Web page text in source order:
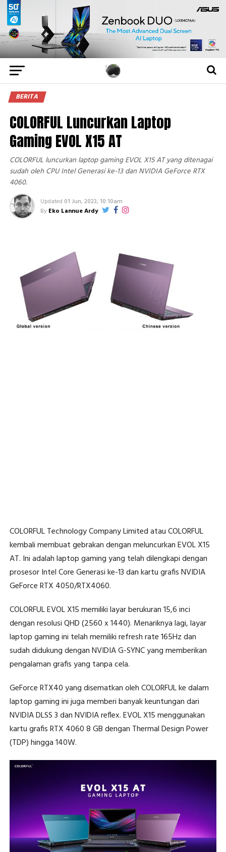
BERITA
COLORFUL Luncurkan Laptop
Gaming EVOL X15 AT
COLORFUL luncurkan laptop gaming EVOL X15 AT yang ditenagai
sudah oleh CPU Intel Generasi ke-13 dan NVIDIA GeForce RTX
4060.
Updated 01 Jun, 2023, 10:10am
By Eko Lannue Ardy
COLORFUL Technology Company Limited atau COLORFUL
kembali membuat gebrakan dengan meluncurkan EVOL X15
AT. Ini adalah laptop gaming yang telah dilengkapi dengan
prosesor Intel Core Generasi ke-13 dan kartu grafis NVIDIA
GeForce RTX 4050/RTX4060.
COLORFUL EVOL X15 memiliki layar berukuran 15,6 inci
dengan resolusi QHD (2560 x 1440). Menariknya lagi, layar
laptop gaming ini telah memiliki refresh rate 165Hz dan
sudah didukung dengan NVIDIA G-SYNC yang memberikan
pengalaman grafis yang tanpa cela.
GeForce RTX40 yang disematkan oleh COLORFUL ke dalam
laptop gaming ini juga memberi banyak keuntungan dari
NVIDIA DLSS 3 dan NVIDIA reflex. EVOL X15 menggunakan
kartu grafis RTX 4060 8 GB dengan Thermal Design Power
(TDP) hingga 140W.